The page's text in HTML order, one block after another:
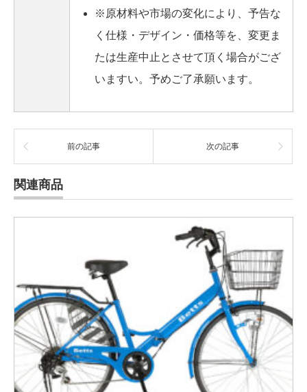
※原材料や市場の変化により、予告な
く仕様・デザイン・価格等を、変更ま
たは生産中止とさせて頂く場合がござ
いますい。予めご了承願います。
前の記事 次の記事
関連商品